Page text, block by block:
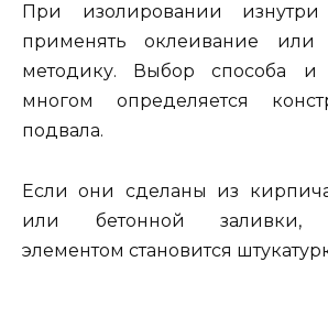
При изолировании
применять оклеивание или
методику. Выбор способа и
многом определяется
подвала.
Если они сделаны из
или бетонной заливки,
элементом становится